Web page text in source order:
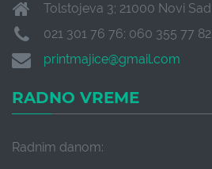
Tolstojeva 3; 21000 Novi Sad
021 301 76 76; 060 355 77 82
printmajice@gmail.com
RADNO VREME
Radnim danom: